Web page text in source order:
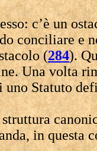
c’è un
conciliare e
(284).
Una volta
Statuto
in